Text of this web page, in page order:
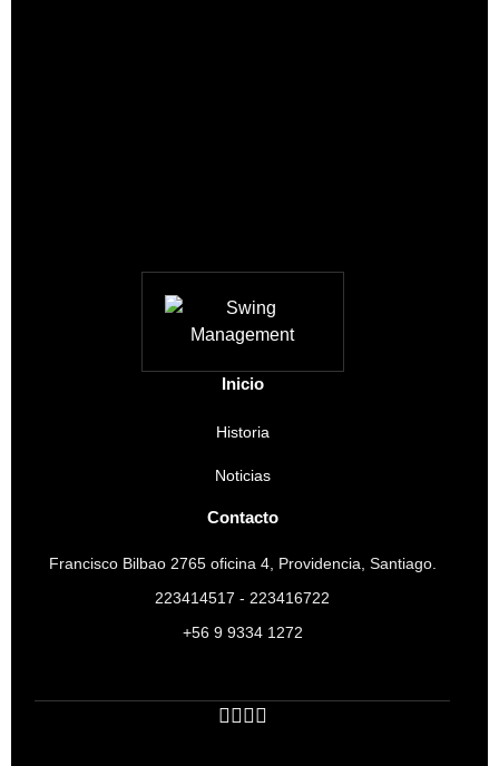
Inicio
Historia
Noticias
Contacto
Francisco Bilbao 2765 oficina 4, Providencia, Santiago.
223414517 - 223416722
+56 9 9334 1272